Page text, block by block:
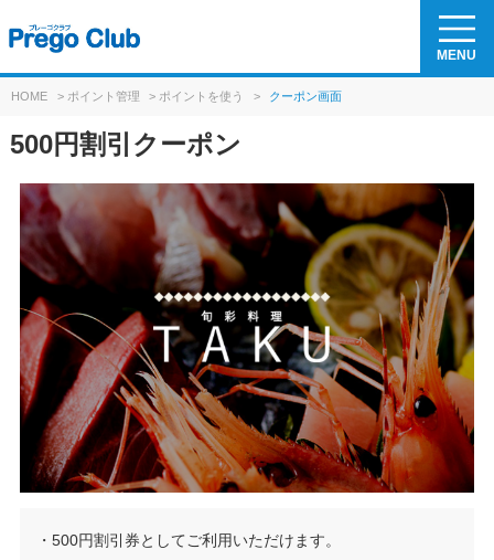
MENU
HOME > ポイント管理 > ポイントを使う > クーポン画面
500円割引クーポン
・500円割引券としてご利用いただけます。